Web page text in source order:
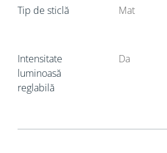
Tip de sticlă Mat
Intensitate
luminoasă
reglabilă
Da